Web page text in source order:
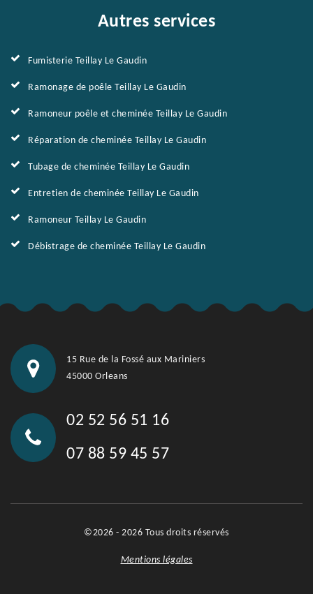
Autres services
Fumisterie Teillay Le Gaudin
Ramonage de poêle Teillay Le Gaudin
Ramoneur poêle et cheminée Teillay Le Gaudin
Réparation de cheminée Teillay Le Gaudin
Tubage de cheminée Teillay Le Gaudin
Entretien de cheminée Teillay Le Gaudin
Ramoneur Teillay Le Gaudin
Débistrage de cheminée Teillay Le Gaudin
15 Rue de la Fossé aux Mariniers
45000 Orleans
02 52 56 51 16
07 88 59 45 57
©2026 - 2026 Tous droits réservés
Mentions légales